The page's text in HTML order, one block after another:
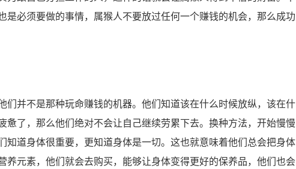
是必须要做的事情，属猴人不要放过任何一个赚钱的机会，那么成功
并不是那种玩命赚钱的机器。他们知道该在什么时候放纵，该在什
惫了，那么他们绝对不会让自己继续劳累下去。换种方法，开始慢慢
知道身体很重要，更知道身体是一切。这也就意味着他们总会把身体
养元素，他们就会去购买，能够让身体变得更好的保养品，他们也会